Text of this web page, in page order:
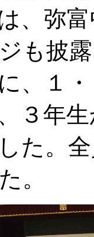
、弥
も披
、１
３年
た。
。